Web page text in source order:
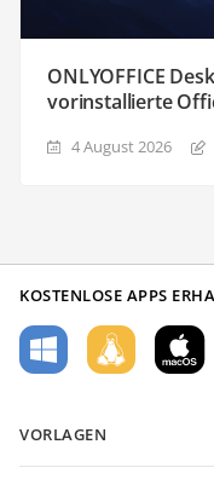
ONLYOFFICE
vorinstallierte
4 August 2026
KOSTENLOSE APPS
VORLAGEN